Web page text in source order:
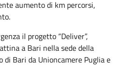
aumento di km percorsi,
il progetto “Deliver”,
a Bari nella sede della
di Bari da Unioncamere Puglia e